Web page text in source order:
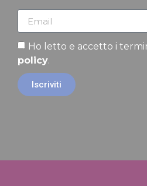
Ho letto e accetto i
policy.
Iscriviti